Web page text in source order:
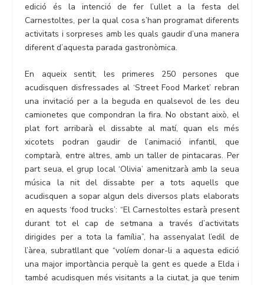
edició és la intenció de fer l’ullet a la festa del
Carnestoltes, per la qual cosa s’han programat diferents
activitats i sorpreses amb les quals gaudir d’una manera
diferent d’aquesta parada gastronòmica.
En aqueix sentit, les primeres 250 persones que
acudisquen disfressades al ‘Street Food Market’ rebran
una invitació per a la beguda en qualsevol de les deu
camionetes que compondran la fira. No obstant això, el
plat fort arribarà el dissabte al matí, quan els més
xicotets podran gaudir de l’animació infantil, que
comptarà, entre altres, amb un taller de pintacaras. Per
part seua, el grup local ‘Olivia’ amenitzarà amb la seua
música la nit del dissabte per a tots aquells que
acudisquen a sopar algun dels diversos plats elaborats
en aquests ‘food trucks’: “El Carnestoltes estarà present
durant tot el cap de setmana a través d’activitats
dirigides per a tota la família”, ha assenyalat l’edil de
l’àrea, subratllant que “volíem donar-li a aquesta edició
una major importància perquè la gent es quede a Elda i
també acudisquen més visitants a la ciutat, ja que tenim